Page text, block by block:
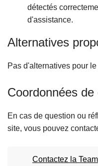
détectés
d'assistance.
Alternatives
Pas d'alternatives pour le
Coordonnées de
En cas de question ou
site, vous pouvez
Contactez la